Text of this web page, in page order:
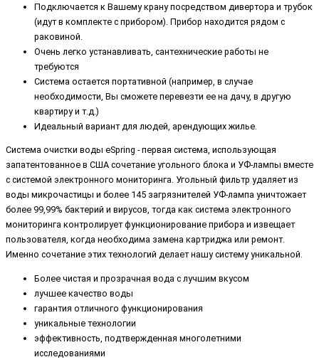
Подключается к Вашему крану посредством дивертора и трубок
(идут в комплекте с прибором). Прибор находится рядом с
раковиной.
Очень легко устанавливать, сантехнические работы не
требуются
Система остается портативной (например, в случае
необходимости, Вы сможете перевезти ее на дачу, в другую
квартиру и т.д.)
Идеальный вариант для людей, арендующих жилье.
Система очистки воды eSpring - первая система, использующая
запатентованное в США сочетание угольного блока и УФ-лампы вместе
с системой электронного мониторинга. Угольный фильтр удаляет из
воды микрочастицы и более 145 загрязнителей УФ-лампа уничтожает
более 99,99% бактерий и вирусов, тогда как система электронного
мониторинга контролирует функционирование прибора и извещает
пользователя, когда необходима замена картриджа или ремонт.
Именно сочетание этих технологий делает нашу систему уникальной.
Более чистая и прозрачная вода с лучшим вкусом
лучшее качество воды
гарантия отличного функционирования
уникальные технологии
эффективность, подтвержденная многолетними
исследованиями